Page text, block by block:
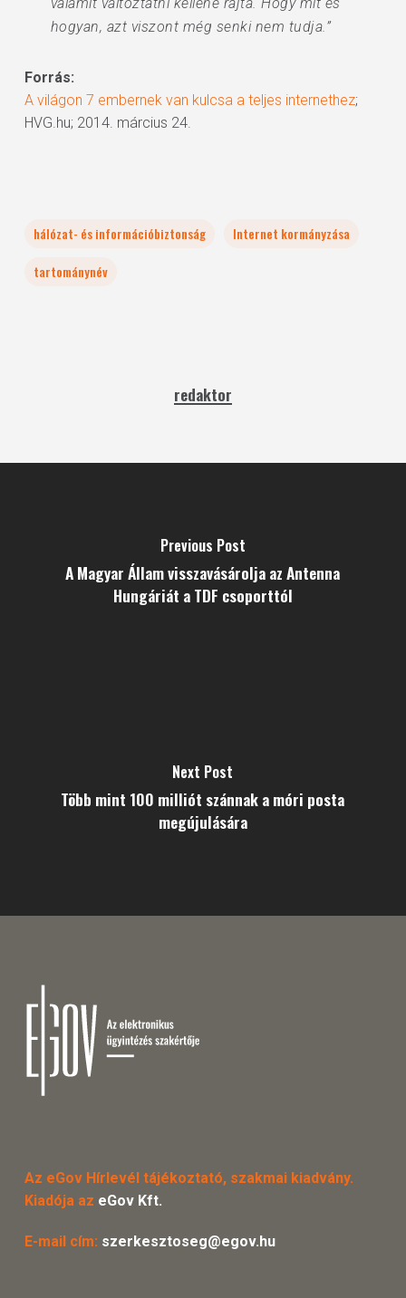
hogyan, azt viszont még senki nem tudja.”
Forrás:
A világon 7 embernek van kulcsa a teljes internethez;
HVG.hu; 2014. március 24.
hálózat- és információbiztonság
Internet kormányzása
tartománynév
redaktor
Previous Post
A Magyar Állam visszavásárolja az Antenna
Hungáriát a TDF csoporttól
Next Post
Több mint 100 milliót szánnak a móri posta
megújulására
Az eGov Hírlevél tájékoztató, szakmai kiadvány.
Kiadója az eGov Kft.
E-mail cím: szerkesztoseg@egov.hu